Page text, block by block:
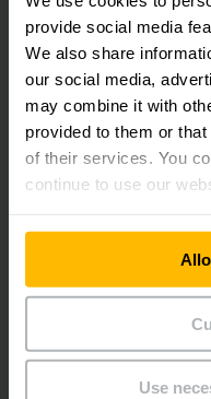
provide social media
We also share
our social media,
may combine it with
provided to them or
of their services. You
continue to use our
Use
Mejor uso
Ampliación del
Capella
organización más